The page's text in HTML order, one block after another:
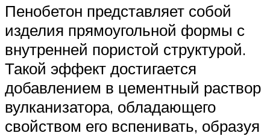
Пенобетон представляет собой
изделия прямоугольной формы с
внутренней пористой структурой.
Такой эффект достигается
добавлением в цементный раствор
вулканизатора, обладающего
свойством его вспенивать, образуя